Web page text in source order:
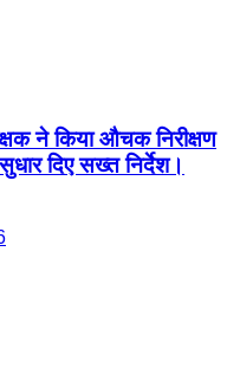
ने किया औचक निरीक्षण
दिए सख्त निर्देश।